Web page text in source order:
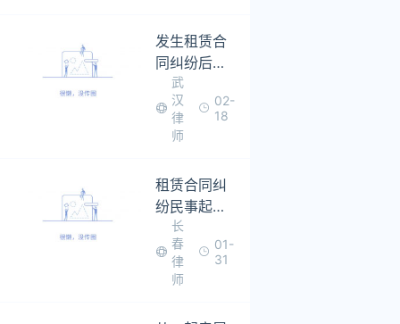
发生租赁合
同纠纷后可
以去哪里解
决
武
汉
律
师
02-
18
租赁合同纠
纷民事起诉
状范本
长
春
律
师
01-
31